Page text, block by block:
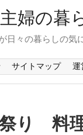
婦の暮
日々の暮らしの気
サイトマップ 運
り 料